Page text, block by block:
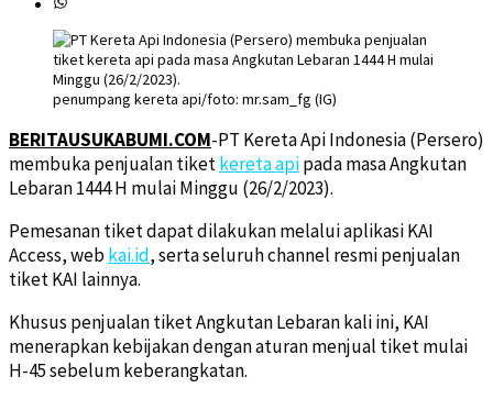
penumpang kereta api/foto: mr.sam_fg (IG)
BERITAUSUKABUMI.COM-PT Kereta Api Indonesia (Persero)
membuka penjualan tiketkereta apipada masa Angkutan
Lebaran 1444 H mulai Minggu (26/2/2023).
Pemesanan tiket dapat dilakukan melalui aplikasi KAI
Access, webkai.id, serta seluruh channel resmi penjualan
tiket KAI lainnya.
Khusus penjualan tiket Angkutan Lebaran kali ini, KAI
menerapkan kebijakan dengan aturan menjual tiket mulai
H-45 sebelum keberangkatan.